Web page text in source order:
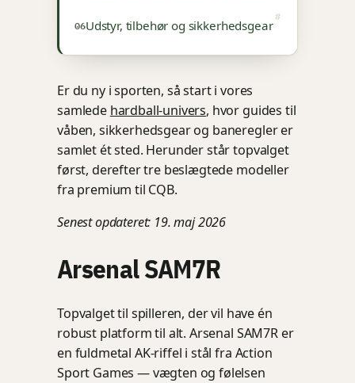
Udstyr, tilbehør og sikkerhedsgear
Er du ny i sporten, så start i vores
samlede hardball-univers, hvor guides til
våben, sikkerhedsgear og baneregler er
samlet ét sted. Herunder står topvalget
først, derefter tre beslægtede modeller
fra premium til CQB.
Senest opdateret: 19. maj 2026
Arsenal SAM7R
Topvalget til spilleren, der vil have én
robust platform til alt. Arsenal SAM7R er
en fuldmetal AK-riffel i stål fra Action
Sport Games — vægten og følelsen